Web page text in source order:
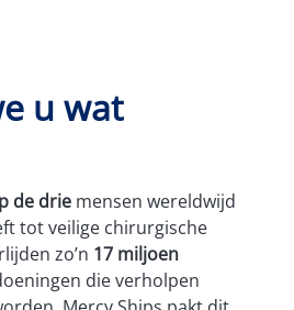
u wat
de drie mensen wereldwijd
tot veilige chirurgische
zo’n 17 miljoen
die verholpen